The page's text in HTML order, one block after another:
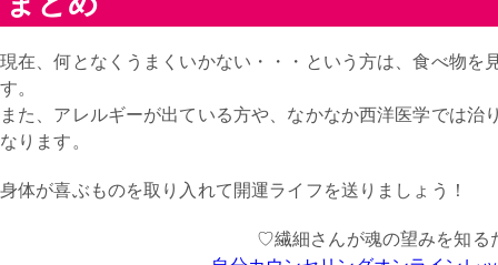
現在、何となくうまくいかない・・・という方は、食べ物を
す。
また、アレルギーが出ている方や、なかなか西洋医学では治
なります。
身体が喜ぶものを取り入れて開運ライフを送りましょう！
♡繊細さんが魂の望みを知る